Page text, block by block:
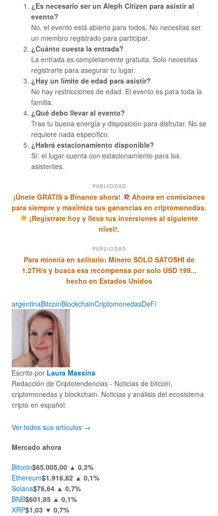
¿Es necesario ser un Aleph Citizen para asistir al
evento?
No, el evento está abierto para todos. No necesitas ser
un miembro registrado para participar.
¿Cuánto cuesta la entrada?
La entrada es completamente gratuita. Solo necesitas
registrarte para asegurar tu lugar.
¿Hay un límite de edad para asistir?
No hay restricciones de edad. El evento es para toda la
familia.
¿Qué debo llevar al evento?
Trae tu buena energía y disposición para disfrutar. No se
requiere nada específico.
¿Habrá estacionamiento disponible?
Sí, el lugar cuenta con estacionamiento para los
asistentes.
PUBLICIDAD
¡Únete GRATIS a Binance ahora!
Ahorra en comisiones
para siempre y maximiza tus ganancias en criptomonedas.
¡Regístrate hoy y lleva tus inversiones al siguiente
nivel!.
PUBLICIDAD
Para minería en solitario: Minero SOLO SATOSHI de
1.2TH/s y busca esa recompensa por solo USD 199...
hecho en Estados Unidos
argentinaBitcoinBlockchainCriptomonedasDeFi
Escrito por Laura Massina
Redacción de Criptotendencias - Noticias de bitcoin,
criptomonedas y blockchain. Noticias y análisis del ecosistema
cripto en español.
Ver todos sus artículos →
Mercado ahora
Bitcoin$65.005,00 ▲ 0,3%
Ethereum$1.916,82 ▲ 0,1%
Solana$76,64 ▲ 0,7%
BNB$601,85 ▲ 0,1%
XRP$1,03 ▼ 0,7%